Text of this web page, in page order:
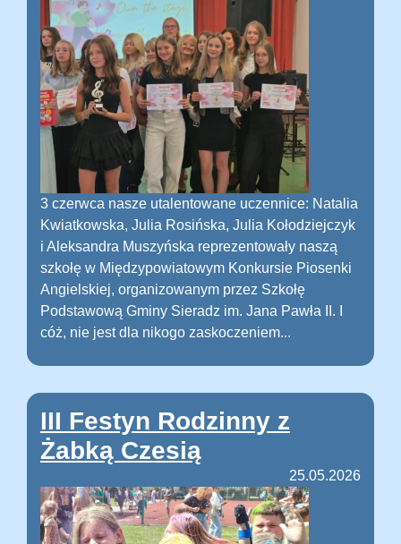
3 czerwca nasze utalentowane uczennice: Natalia
Kwiatkowska, Julia Rosińska, Julia Kołodziejczyk
i Aleksandra Muszyńska reprezentowały naszą
szkołę w Międzypowiatowym Konkursie Piosenki
Angielskiej, organizowanym przez Szkołę
Podstawową Gminy Sieradz im. Jana Pawła II. I
cóż, nie jest dla nikogo zaskoczeniem...
III Festyn Rodzinny z
Żabką Czesią
25.05.2026